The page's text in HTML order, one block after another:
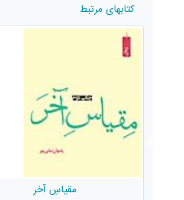
کتابهای مرتبط
مرغ‌عشق‌های همسایه روبه‌رویی